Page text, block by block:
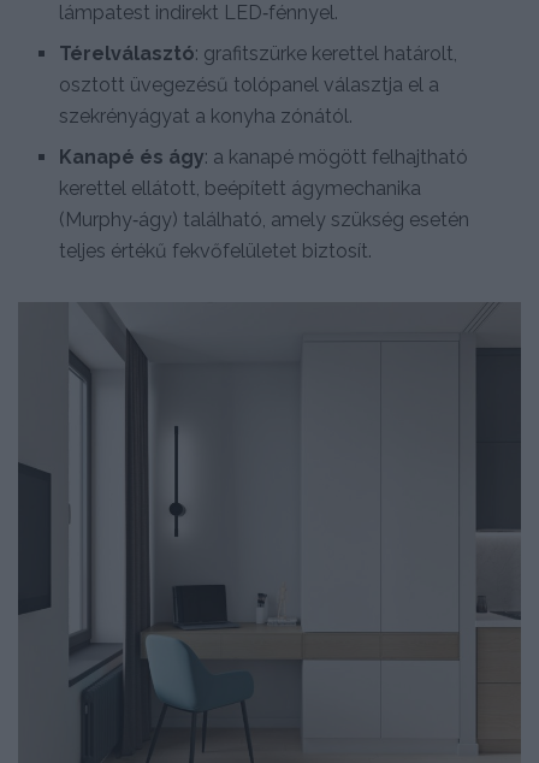
lámpatest indirekt LED‑fénnyel.
Térelválasztó: grafitszürke kerettel határolt,
osztott üvegezésű tolópanel választja el a
szekrényágyat a konyha zónától.
Kanapé és ágy: a kanapé mögött felhajtható
kerettel ellátott, beépített ágymechanika
(Murphy‑ágy) található, amely szükség esetén
teljes értékű fekvőfelületet biztosít.